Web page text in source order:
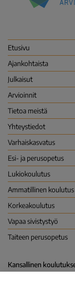
(Karvi)
Etusivu
Ajankohtaista
Julkaisut
Arvioinnit
Tietoa meistä
Yhteystiedot
Varhais­kasvatus
Esi- ja perusopetus
Lukio­koulutus
Ammatillinen koulutus
Korkea­koulutus
Vapaa sivistys­työ
Taiteen perusopetus
Kansallinen